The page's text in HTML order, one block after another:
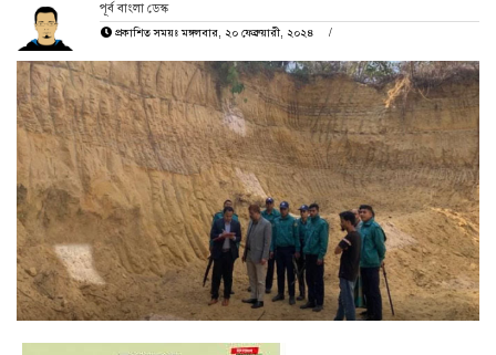
পূর্ব বাংলা ডেস্ক
প্রকাশিত সময়ঃ মঙ্গলবার, ২০ ফেব্রুয়ারী, ২০২৪